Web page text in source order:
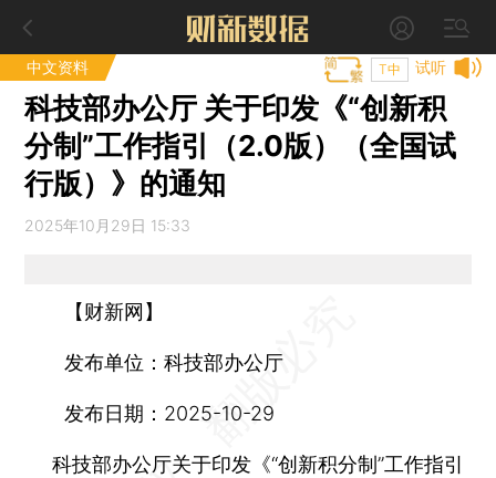
中文资料 试听
T中
科技部办公厅 关于印发《“创新积
分制”工作指引（2.0版）（全国试
行版）》的通知
2025年10月29日 15:33
【财新网】
发布单位：科技部办公厅
发布日期： 2025-10-29
科技部办公厅关于印发《“创新积分制”工作指引